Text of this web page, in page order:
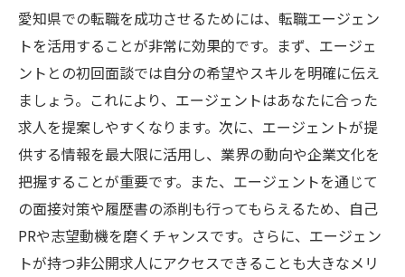
愛知県での転職を成功させるためには、転職エージェン
トを活用することが非常に効果的です。まず、エージェ
ントとの初回面談では自分の希望やスキルを明確に伝え
ましょう。これにより、エージェントはあなたに合った
求人を提案しやすくなります。次に、エージェントが提
供する情報を最大限に活用し、業界の動向や企業文化を
把握することが重要です。また、エージェントを通じて
の面接対策や履歴書の添削も行ってもらえるため、自己
PRや志望動機を磨くチャンスです。さらに、エージェン
トが持つ非公開求人にアクセスできることも大きなメリ